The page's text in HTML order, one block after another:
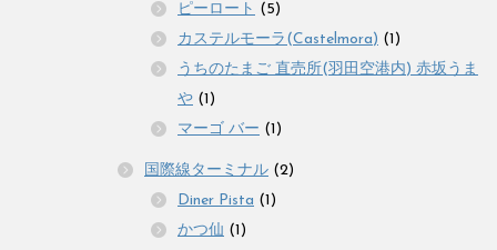
ピーロート (5)
カステルモーラ(Castelmora) (1)
うちのたまご 直売所(羽田空港内) 赤坂うま
や (1)
マーゴ バー (1)
国際線ターミナル (2)
Diner Pista (1)
かつ仙 (1)